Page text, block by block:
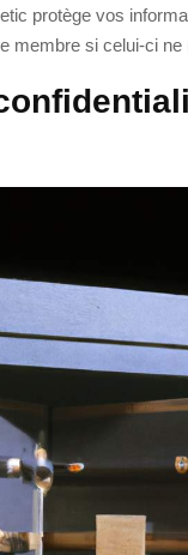
protège vos
membre si celui-ci